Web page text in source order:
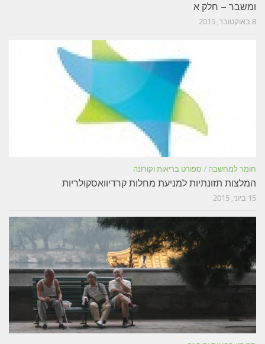
ומשבר – חלק א
8 באוקטובר, 2015
חומר למחשבה / ספורט בריאות וקורונה
המלצות תזונתיות למניעת מחלות קרדיוואסקולריות
15 ביוני, 2015